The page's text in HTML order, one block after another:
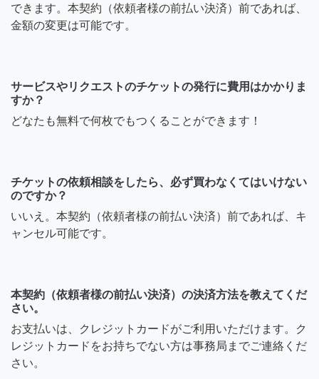
できます。本契約（依頼者様の前払い決済）前であれば、
金額の変更は可能です。
サービスやリクエストのチケットの発行に費用はかかりま
すか？
どなたも無料で何枚でもつくることができます！
チケットの依頼相談をしたら、必ず買わなくてはいけない
のですか？
いいえ。本契約（依頼者様の前払い決済）前であれば、キ
ャンセル可能です。
本契約（依頼者様の前払い決済）の決済方法を教えてくだ
さい。
お支払いは、クレジットカードがご利用いただけます。ク
レジットカードをお持ちでない方は事務局までご連絡くだ
さい。